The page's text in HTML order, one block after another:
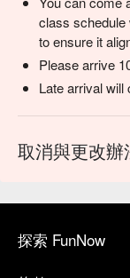
class schedule
to ensure it
Please arrive
Late arrival
取消與更改辦
探索 FunNow